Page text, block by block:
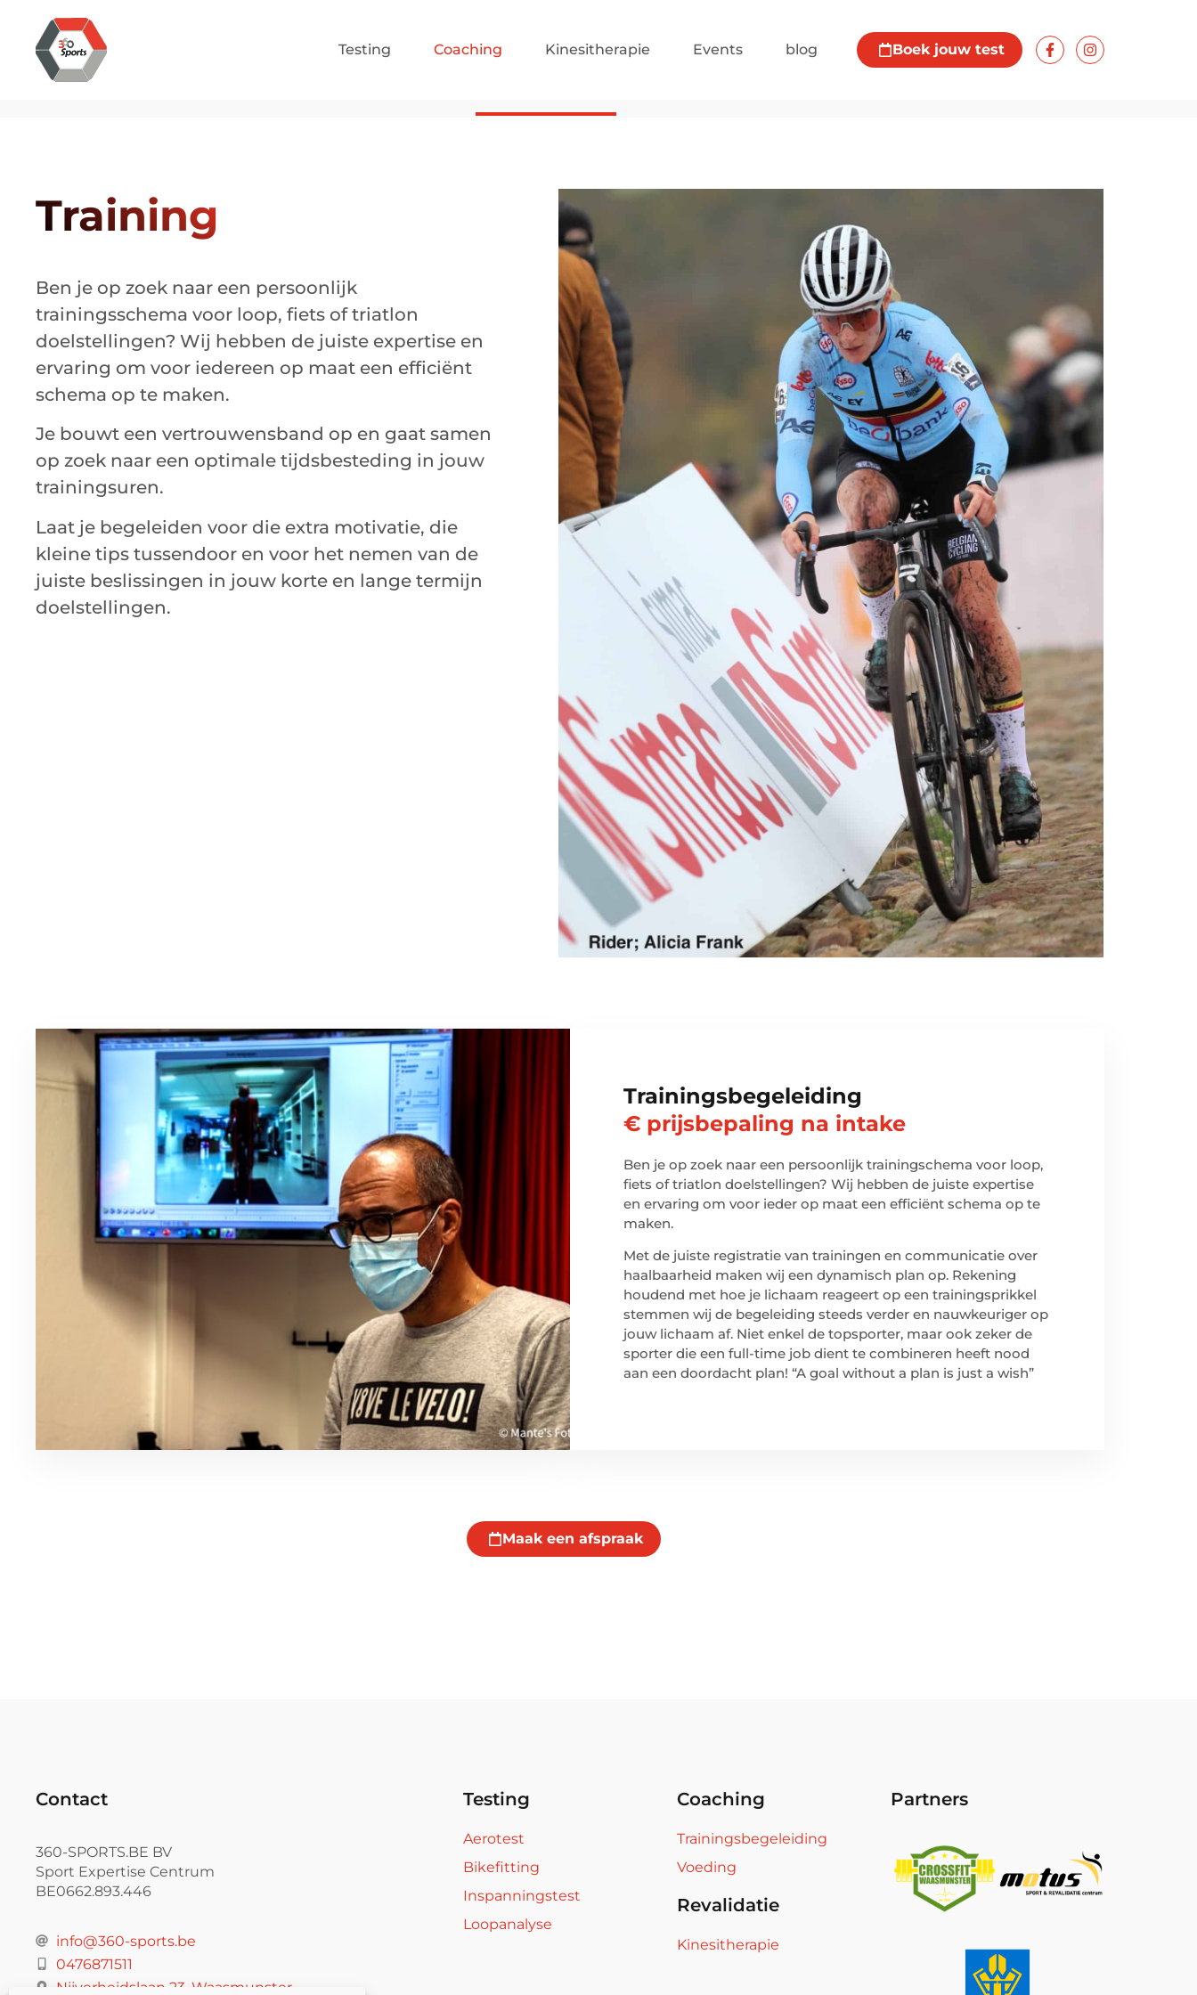
Testing Coaching Kinesitherapie Events blog Boek jouw test
Training
Ben je op zoek naar een persoonlijk
trainingsschema voor loop, fiets of triatlon
doelstellingen? Wij hebben de juiste expertise en
ervaring om voor iedereen op maat een efficiënt
schema op te maken.
Je bouwt een vertrouwensband op en gaat samen
op zoek naar een optimale tijdsbesteding in jouw
trainingsuren.
Laat je begeleiden voor die extra motivatie, die
kleine tips tussendoor en voor het nemen van de
juiste beslissingen in jouw korte en lange termijn
doelstellingen.
Trainingsbegeleiding
€ prijsbepaling na intake
Ben je op zoek naar een persoonlijk trainingschema voor loop,
fiets of triatlon doelstellingen? Wij hebben de juiste expertise
en ervaring om voor ieder op maat een efficiënt schema op te
maken.
Met de juiste registratie van trainingen en communicatie over
haalbaarheid maken wij een dynamisch plan op. Rekening
houdend met hoe je lichaam reageert op een trainingsprikkel
stemmen wij de begeleiding steeds verder en nauwkeuriger op
jouw lichaam af. Niet enkel de topsporter, maar ook zeker de
sporter die een full-time job dient te combineren heeft nood
aan een doordacht plan! “A goal without a plan is just a wish”
Maak een afspraak
Contact
360-SPORTS.BE BV
Sport Expertise Centrum
BE0662.893.446
info@360-sports.be
0476871511
Nijverheidslaan 23, Waasmunster
Testing
Aerotest
Bikefitting
Inspanningstest
Loopanalyse
Coaching
Trainingsbegeleiding
Voeding
Revalidatie
Kinesitherapie
Partners